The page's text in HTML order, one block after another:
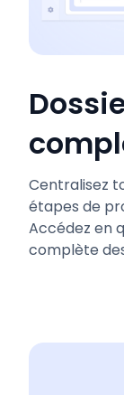
Centralisez
étapes de
Accédez en
complète